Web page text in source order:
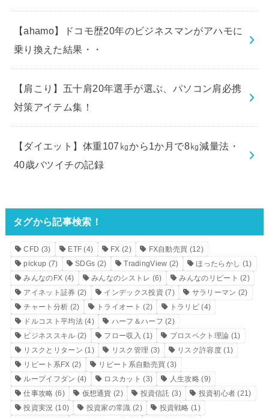
【ahamo】ドコモ歴20年のビジネスマンがアハモに
乗り換えた結果・・
【肩こり】五十肩20年選手が選ぶ、パソコン肩必携
対策アイテム集！
【ダイエット】体重107㎏から1か月で8㎏減量法・
40歳バツイチの記録
タグから記事検索！
CFD (3) ETF (4) FX (2) FX自動売買 (12)
pickup (7) SDGs (2) TradingView (2) ほったらかし (1)
みんなのFX (4) みんなのシストレ (6) みんなのリピート (2)
アイネット証券 (2) インデックス投資 (7) サラリーマン (2)
チャート分析 (2) トライオート (2) トラリピ (4)
ドルコスト平均法(4) ハーフ＆ハーフ (2)
ビジネススキル (2) フロー収入 (1) プロスペクト理論 (1)
リスクとリターン (1) リスク管理 (3) リスク許容度(1)
リピート系FX (2) リピート系自動売買 (3)
ループイフダン (4) ロスカット (3) 人生攻略 (9)
仕事攻略 (6) 仮想通貨 (2) 投資信託 (3) 投資初心者 (21)
投資実況 (10) 投資家の常識 (2) 投資戦略 (1)